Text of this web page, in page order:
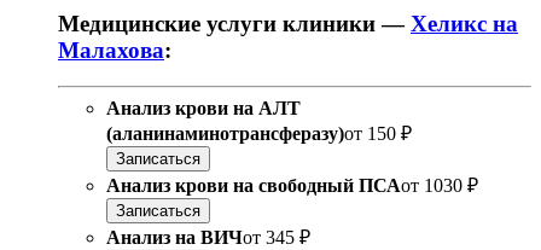
Медицинские услуги клиники —Хеликс на
Малахова:
Анализ крови на АЛТ
(аланинаминотрансферазу)от 150 ₽
Записаться
Анализ крови на свободный ПСАот 1030 ₽
Записаться
Анализ на ВИЧот 345 ₽